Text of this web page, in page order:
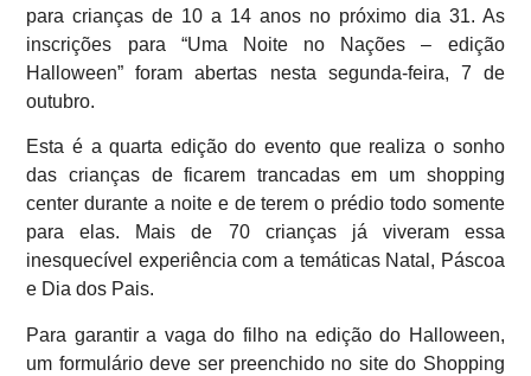
para crianças de 10 a 14 anos no próximo dia 31. As
inscrições para “Uma Noite no Nações – edição
Halloween” foram abertas nesta segunda-feira, 7 de
outubro.
Esta é a quarta edição do evento que realiza o sonho
das crianças de ficarem trancadas em um shopping
center durante a noite e de terem o prédio todo somente
para elas. Mais de 70 crianças já viveram essa
inesquecível experiência com a temáticas Natal, Páscoa
e Dia dos Pais.
Para garantir a vaga do filho na edição do Halloween,
um formulário deve ser preenchido no site do Shopping